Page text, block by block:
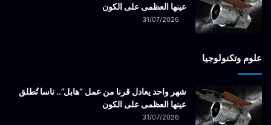
عينها العظمى على الكون
31/07/2026
علوم وتكنولوجيا
شهر واحد يعادل قرنا من عمل “هابل”.. ناسا تُطلق
عينها العظمى على الكون
31/07/2026